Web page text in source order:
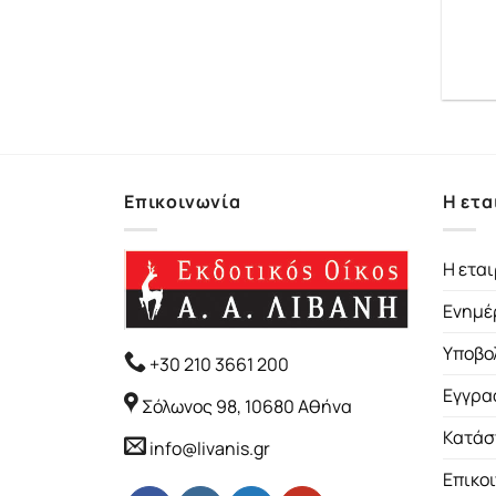
Επικοινωνία
+30 210 3661 200
Σόλωνος 98, 10680 Αθήνα
info@livanis.gr
Η
Η